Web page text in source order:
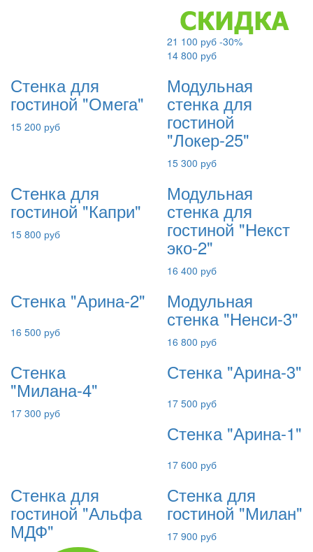
21 100 руб -30%
14 800 руб
Стенка для
гостиной "Омега"
15 200 руб
Модульная
стенка для
гостиной
"Локер-25"
15 300 руб
Стенка для
гостиной "Капри"
15 800 руб
Модульная
стенка для
гостиной "Некст
эко-2"
16 400 руб
Стенка "Арина-2"
16 500 руб
Модульная
стенка "Ненси-3"
16 800 руб
Стенка
"Милана-4"
17 300 руб
Стенка "Арина-3"
17 500 руб
Стенка "Арина-1"
17 600 руб
Стенка для
гостиной "Альфа
МДФ"
Стенка для
гостиной "Милан"
17 900 руб